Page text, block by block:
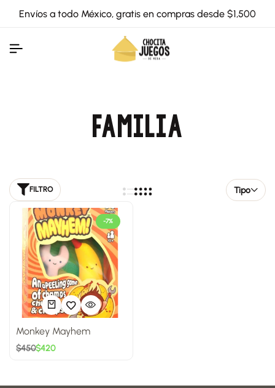
Envíos a todo México, gratis en compras desde $1,500
FAMILIA
FILTRO Tipo
-7%
Monkey Mayhem
$450$420